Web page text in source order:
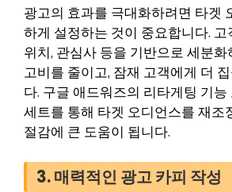
광고의 효과를 극대화하려면 타겟
하게 설정하는 것이 중요합니다. 고
위치, 관심사 등을 기반으로 세분
고비를 줄이고, 잠재 고객에게 더
다. 구글 애드워즈의 리타게팅 기
세트를 통해 타겟 오디언스를 재조
절감에 큰 도움이 됩니다.
3. 매력적인 광고 카피 작성